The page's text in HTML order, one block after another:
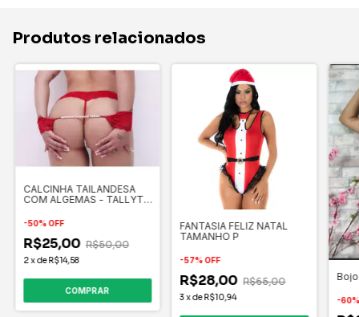
Produtos relacionados
CALCINHA TAILANDESA
COM ALGEMAS - TALLYTA
-50%OFF
R$25,00 R$50,00
2xde R$14,58
FANTASIA FELIZ NATAL
TAMANHO P
-57%OFF
R$28,00 R$65,00
3xdeR$10,94 -60